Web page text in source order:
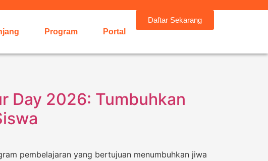
Program Portal
Daftar Sekarang
Day 2026: Tumbuhkan
pembelajaran yang bertujuan menumbuhkan jiwa